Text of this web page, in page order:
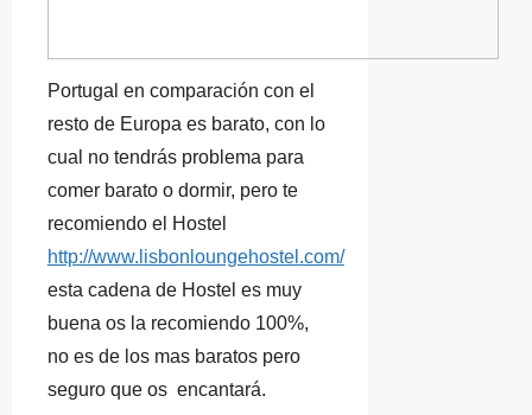
Portugal en comparación con el
resto de Europa es barato, con lo
cual no tendrás problema para
comer barato o dormir, pero te
recomiendo el Hostel
http://www.lisbonloungehostel.com/
esta cadena de Hostel es muy
buena os la recomiendo 100%,
no es de los mas baratos pero
seguro que os encantará.